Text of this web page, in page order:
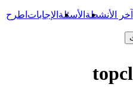
آخر الأنشطة الأسئلة الإجابات اطرح